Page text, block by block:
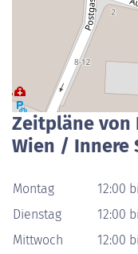
Zeitpläne von
Wien / Innere
Montag
12:00
Dienstag
12:00
Mittwoch
12:00